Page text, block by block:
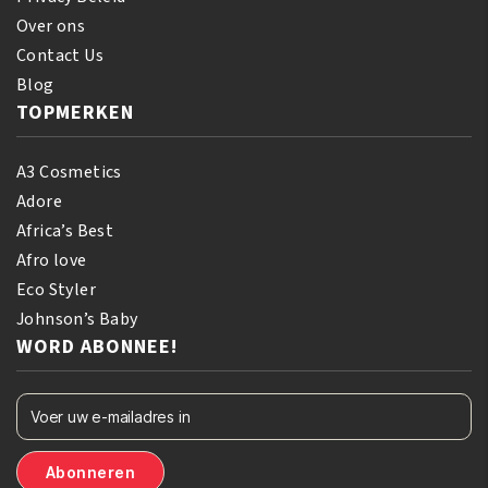
Over ons
Contact Us
Blog
TOPMERKEN
A3 Cosmetics
Adore
Africa’s Best
Afro love
Eco Styler
Johnson’s Baby
WORD ABONNEE!